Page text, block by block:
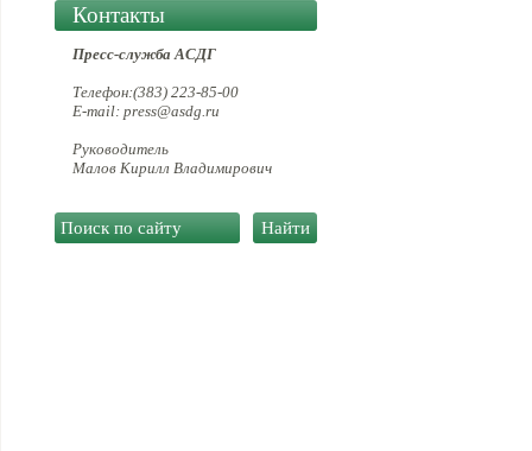
Контакты
Пресс-служба АСДГ
Телефон:(383) 223-85-00
E-mail: press@asdg.ru
Руководитель
Малов Кирилл Владимирович